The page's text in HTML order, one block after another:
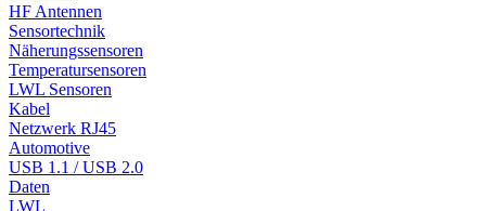
HF Antennen
Sensortechnik
Näherungssensoren
Temperatursensoren
LWL Sensoren
Kabel
Netzwerk RJ45
Automotive
USB 1.1 / USB 2.0
Daten
LWL